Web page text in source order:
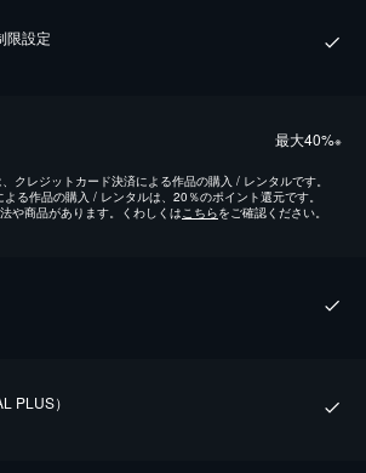
限設定
最⼤40%※
クレジットカード決済による作品の購入 / レンタルです。
る作品の購入 / レンタルは、20％のポイント還元です。
や商品があります。くわしくはこちらをご確認ください。
PLUS）